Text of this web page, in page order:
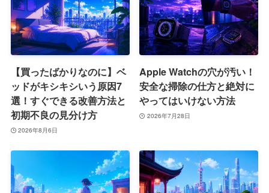
【買ったばかりなのに】ベ
ッドがキシキシいう原因7
選！すぐできる改善方法と
初期不良の見分け方
2026年8月6日
Apple Watchの穴が汚い！
安全な掃除の仕方と絶対に
やってはいけない方法
2026年7月28日